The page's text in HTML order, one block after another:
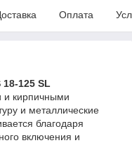
Оплата
125 SL
и кирпичными
и металлические
благодаря
включения и